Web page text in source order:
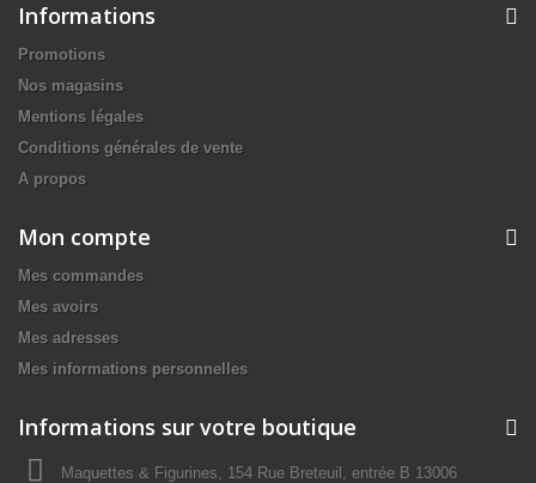
Informations
Promotions
Nos magasins
Mentions légales
Conditions générales de vente
A propos
Mon compte
Mes commandes
Mes avoirs
Mes adresses
Mes informations personnelles
Informations sur votre boutique
Maquettes & Figurines, 154 Rue Breteuil, entrée B 13006